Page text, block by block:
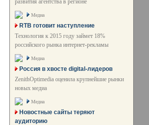
развития агентства в регионе
Медиа
RTB готовит наступление
Технология к 2015 году займет 18%
российского рынка интернет-рекламы
Медиа
Россия в хвосте digital-лидеров
ZenithOptimedia оценила крупнейшие рынки
новых медиа
Медиа
Новостные сайты теряют
аудиторию